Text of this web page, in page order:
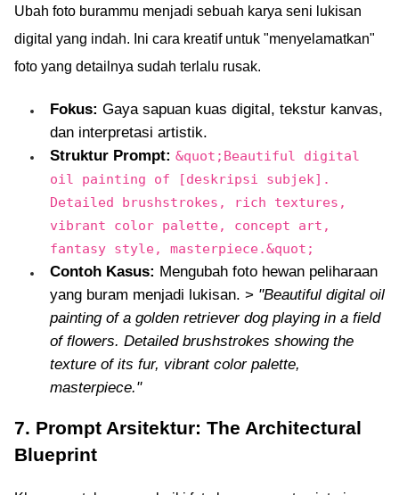
prompt sakti biar
hasilnya makin
realistis!
Ubah foto burammu menjadi sebuah karya seni lukisan
digital yang indah. Ini cara kreatif untuk "menyelamatkan"
foto yang detailnya sudah terlalu rusak.
Fokus: Gaya sapuan kuas digital, tekstur kanvas,
dan interpretasi artistik.
Struktur Prompt: &quot;Beautiful digital
oil painting of [deskripsi subjek].
Detailed brushstrokes, rich textures,
vibrant color palette, concept art,
fantasy style, masterpiece.&quot;
Contoh Kasus: Mengubah foto hewan peliharaan
yang buram menjadi lukisan. > "Beautiful digital oil
painting of a golden retriever dog playing in a field
of flowers. Detailed brushstrokes showing the
texture of its fur, vibrant color palette,
masterpiece."
7. Prompt Arsitektur: The Architectural
Blueprint